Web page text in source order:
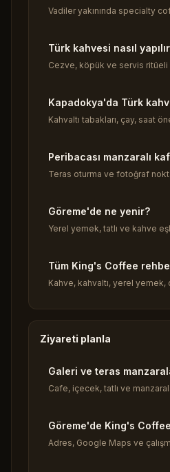
Vadiler yakınında specialty
Türk kahvesi nasıl
Cezve, köpük ve servis ritüeli
Kapadokya'da Türk
Kahvaltı tabakları, çay, saat
Peribacası manzaralı
Teras oturma ve fotoğraf
Göreme'de ne yenir?
Yerel yemek, tatlı ve kahve
Tüm King's Coffee
Kahve, kahvaltı, yerel yemek,
Ziyareti planla
Galeri ve teras
Cafe, içecek, tatlı ve
Göreme'de King's
Adres, Google Maps ve